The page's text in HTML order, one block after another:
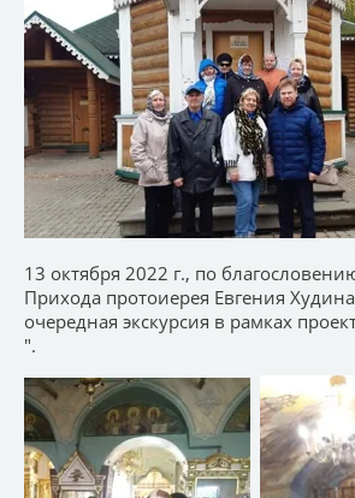
13 октября 2022 г., по
Прихода протоиерея Евгения
очередная экскурсия в рамках
".